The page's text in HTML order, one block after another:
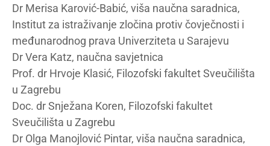
Dr Merisa Karović-Babić, viša naučna saradnica,
Institut za istraživanje zločina protiv čovječnosti i
međunarodnog prava Univerziteta u Sarajevu
Dr Vera Katz, naučna savjetnica
Prof. dr Hrvoje Klasić, Filozofski fakultet Sveučilišta
u Zagrebu
Doc. dr Snježana Koren, Filozofski fakultet
Sveučilišta u Zagrebu
Dr Olga Manojlović Pintar, viša naučna saradnica,